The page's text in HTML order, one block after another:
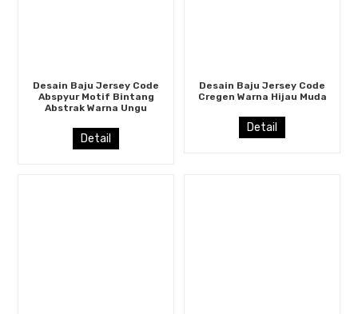
Desain Baju Jersey Code
Abspyur Motif Bintang
Abstrak Warna Ungu
Detail
Desain Baju Jersey Code
Cregen Warna Hijau Muda
Detail